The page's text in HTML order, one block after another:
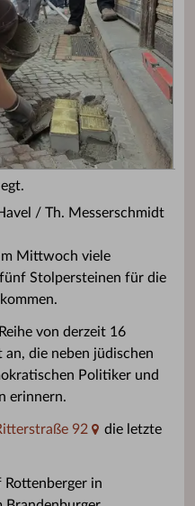
/ Th. Messerschmidt
Mittwoch viele
Stolpersteinen für die
von derzeit 16
an, die neben jüdischen
Politiker und
erinnern.
92
die letzte
Rottenberger in